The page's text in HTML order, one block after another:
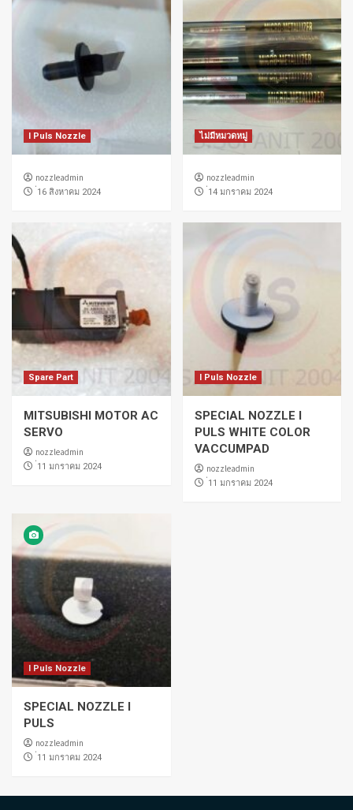
I Puls Nozzle
nozzleadmin
่16 สิงหาคม 2024
ไม่มีหมวดหมู่
nozzleadmin
่14 มกราคม 2024
Spare Part
MITSUBISHI MOTOR AC
SERVO
nozzleadmin
่11 มกราคม 2024
I Puls Nozzle
SPECIAL NOZZLE I
PULS WHITE COLOR
VACCUMPAD
nozzleadmin
่11 มกราคม 2024
I Puls Nozzle
SPECIAL NOZZLE I
PULS
nozzleadmin
่11 มกราคม 2024